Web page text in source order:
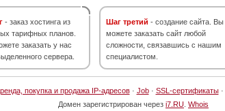
- заказ хостинга из
тарифных планов.
заказать у нас
сервера.
Шаг третий - создание сайта. Вы
можете заказать сайт любой
сложности, связавшись с нашим
специалистом.
покупка и продажа IP-адресов· Job· SSL-сертификаты·
Домен зарегистрирован через i7.RU Whois